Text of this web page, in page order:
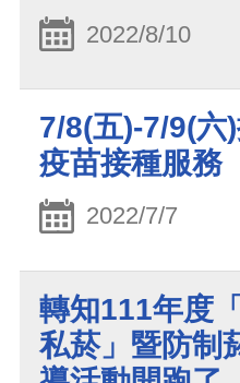
2022/8/10
7/8(五)-7/9(六
疫苗接種服務
2022/7/7
轉知111年度
私菸」暨防制